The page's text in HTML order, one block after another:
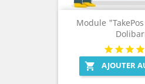
Module
 AJOUTER